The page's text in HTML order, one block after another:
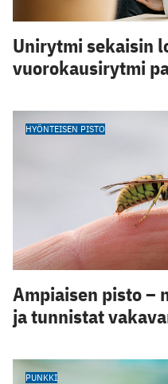
Unirytmi sekaisin
vuorokausirytmi
HYÖNTEISEN PISTO
Ampiaisen pisto –
ja tunnistat
PUNKKI